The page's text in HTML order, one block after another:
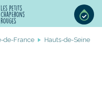
de-France
Hauts-de-Seine